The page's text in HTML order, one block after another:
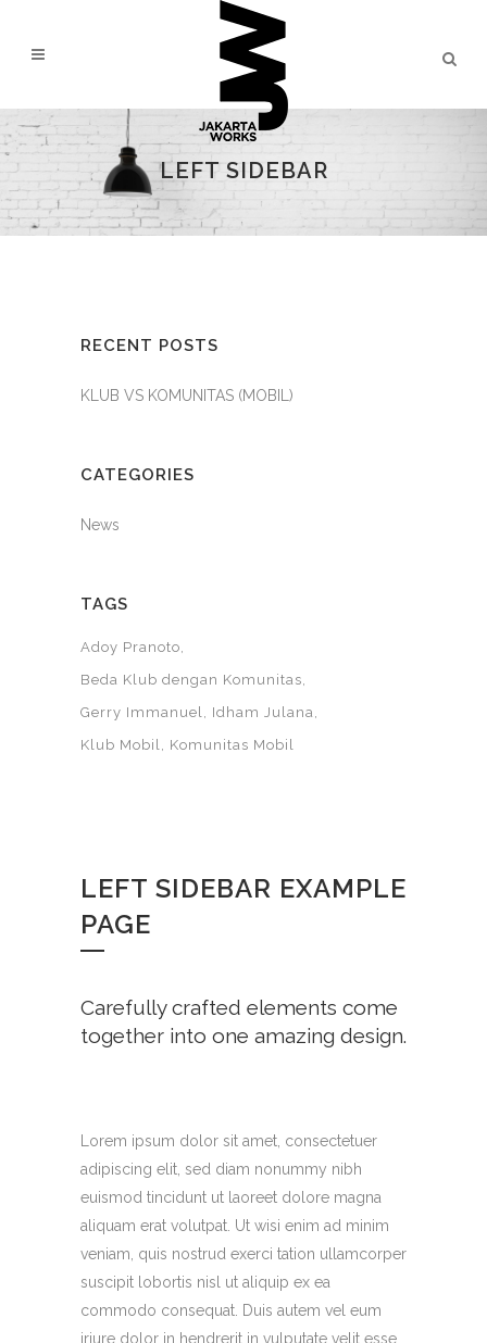
LEFT SIDEBAR
RECENT POSTS
KLUB VS KOMUNITAS (MOBIL)
CATEGORIES
News
TAGS
Adoy Pranoto
Beda Klub dengan Komunitas
Gerry Immanuel
Idham Julana
Klub Mobil
Komunitas Mobil
LEFT SIDEBAR EXAMPLE
PAGE
Carefully crafted elements come
together into one amazing design.
Lorem ipsum dolor sit amet, consectetuer
adipiscing elit, sed diam nonummy nibh
euismod tincidunt ut laoreet dolore magna
aliquam erat volutpat. Ut wisi enim ad minim
veniam, quis nostrud exerci tation ullamcorper
suscipit lobortis nisl ut aliquip ex ea
commodo consequat. Duis autem vel eum
iriure dolor in hendrerit in vulputate velit esse